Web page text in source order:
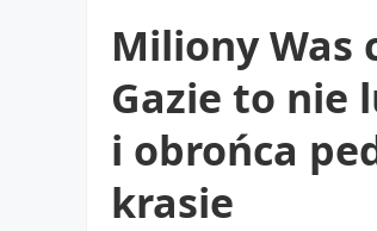
Miliony Was
Gazie to nie
i obrońca
krasie